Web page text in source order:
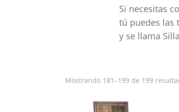
Si necesitas
tú puedes las
y se llama
Mostrando 181–199 de 199